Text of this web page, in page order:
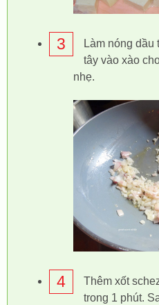
3
Làm nóng dầu
tây vào xào
nhẹ.
4
Thêm xốt
trong 1 phút.